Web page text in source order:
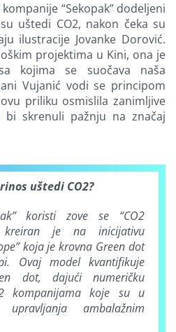
“Sekopak” dodeljeni
uštedi CO2, nakon čeka su
ilustracije Jovanke Dorović.
projektima u Kini, ona je
kojima se suočava naša
Vujanić vodi se principom
priliku osmislila zanimljive
skrenuli pažnju na značaj
uštedi CO2?
koristi zove se “CO2
je na inicijativu
koja je krovna Green dot
Ovaj model kvantifikuje
dot, dajući numeričku
kompanijama koje su u
ambalažnim